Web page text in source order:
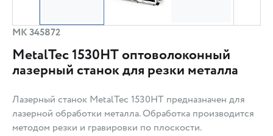
МК 345872
MetalTec 1530HТ оптоволоконный
лазерный станок для резки металла
Лазерный станок MetalTec 1530HT предназначен для
лазерной обработки металла. Обработка производится
методом резки и гравировки по плоскости.